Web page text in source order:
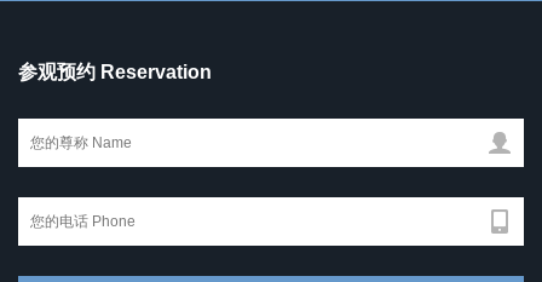
参观预约 Reservation